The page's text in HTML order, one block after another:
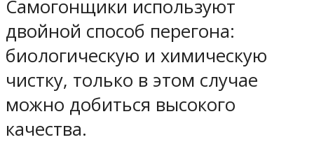
Самогонщики используют
двойной способ перегона:
биологическую и химическую
чистку, только в этом случае
можно добиться высокого
качества.